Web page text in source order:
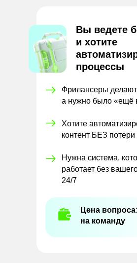
Вы ведете
и хотите
процессы
Фрилансеры
а нужно было «ещё
Хотите
контент БЕЗ потери
Нужна система,
работает без
24/7
Цена
на команду